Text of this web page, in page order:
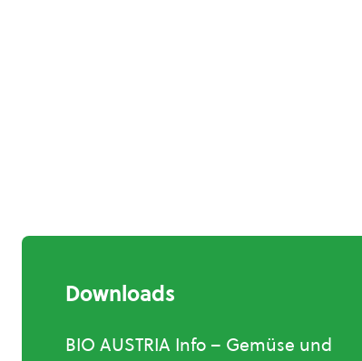
Downloads
BIO AUSTRIA Info – Gemüse und